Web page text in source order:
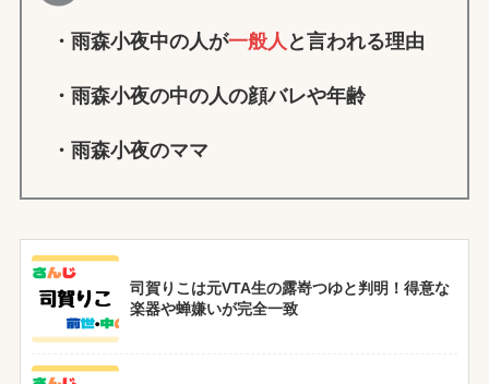
・雨森小夜中の人が一般人 と言われる理由
・雨森小夜の中の人の顔バレや年齢
・雨森小夜のママ
司賀りこは元VTA生の露嵜つゆと判明！得意な
楽器や蝉嫌いが完全一致